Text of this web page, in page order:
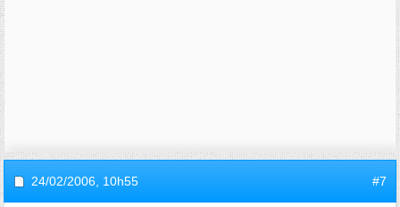
24/02/2006, 10h55 #7